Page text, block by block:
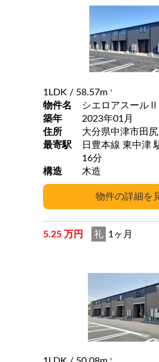
1LDK / 58.57m 2
物件名
シエロアスールⅡ
築年
2023年01月
住所
大分県中津市田尻
最寄駅
日豊本線 東中津 駅 徒歩
16分
構造
木造
5.25 万円 礼 1ヶ月
2